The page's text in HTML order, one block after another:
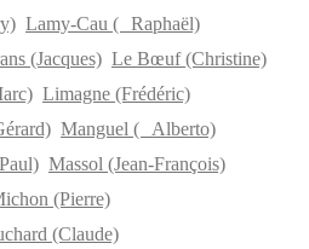
Lamy-Cau ( Raphaël)
(Jacques) Le Bœuf (Christine)
Limagne (Frédéric)
Manguel ( Alberto)
Massol (Jean-François)
(Pierre)
(Claude)